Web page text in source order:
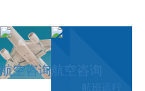
航空咨询航空咨询
航班运行